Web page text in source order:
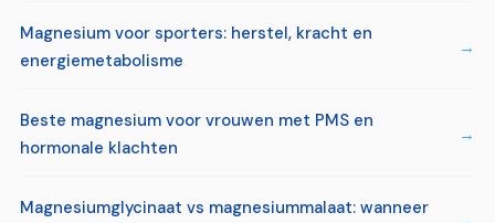
Magnesium voor sporters: herstel, kracht en
energiemetabolisme
Beste magnesium voor vrouwen met PMS en
hormonale klachten
Magnesiumglycinaat vs magnesiummalaat: wanneer